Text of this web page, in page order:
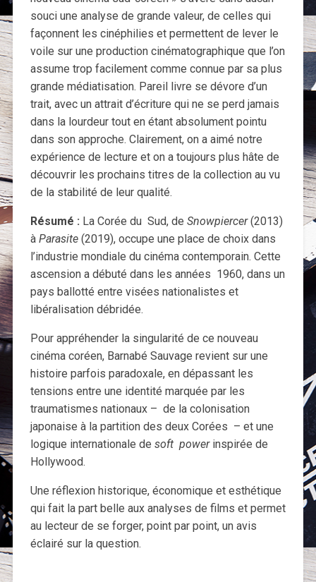
souci une analyse de grande valeur, de celles qui
façonnent les cinéphilies et permettent de lever le
voile sur une production cinématographique que l’on
assume trop facilement comme connue par sa plus
grande médiatisation. Pareil livre se dévore d’un
trait, avec un attrait d’écriture qui ne se perd jamais
dans la lourdeur tout en étant absolument pointu
dans son approche. Clairement, on a aimé notre
expérience de lecture et on a toujours plus hâte de
découvrir les prochains titres de la collection au vu
de la stabilité de leur qualité.
Résumé : La Corée du Sud, de Snowpiercer(2013)
à Parasite(2019), occupe une place de choix dans
l’industrie mondiale du cinéma contemporain. Cette
ascension a débuté dans les années 1960, dans un
pays ballotté entre visées nationalistes et
libéralisation débridée.
Pour appréhender la singularité de ce nouveau
cinéma coréen, Barnabé Sauvage revient sur une
histoire parfois paradoxale, en dépassant les
tensions entre une identité marquée par les
traumatismes nationaux – de la colonisation
japonaise à la partition des deux Corées – et une
logique internationale de soft power inspirée de
Hollywood.
Une réflexion historique, économique et esthétique
qui fait la part belle aux analyses de films et permet
au lecteur de se forger, point par point, un avis
éclairé sur la question.